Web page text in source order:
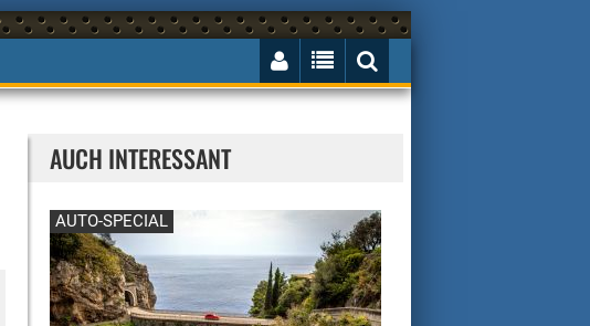
AUCH INTERESSANT
AUTO-SPECIAL